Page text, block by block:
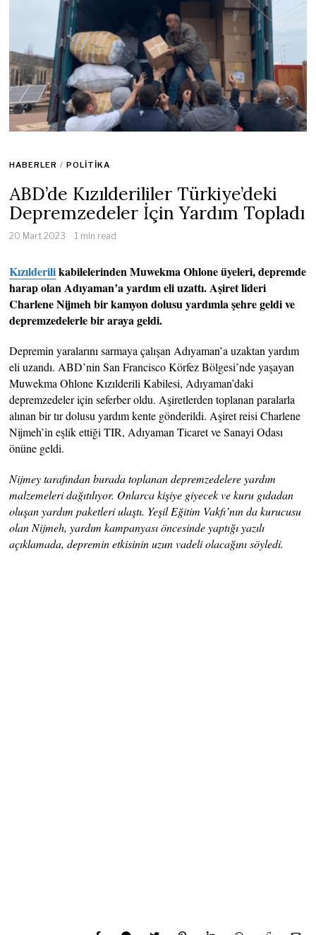
HABERLER / POLITIKA
ABD’de Kızılderililer Türkiye’deki
Depremzedeler İçin Yardım Topladı
20 Mart 2023 1 min read
Kızılderilikabilelerinden Muwekma Ohlone üyeleri, depremde
harap olan Adıyaman’a yardım eli uzattı. Aşiret lideri
Charlene Nijmeh bir kamyon dolusu yardımla şehre geldi ve
depremzedelerle bir araya geldi.
Depremin yaralarını sarmaya çalışan Adıyaman’a uzaktan yardım
eli uzandı. ABD’nin San Francisco Körfez Bölgesi’nde yaşayan
Muwekma Ohlone Kızılderili Kabilesi, Adıyaman’daki
depremzedeler için seferber oldu. Aşiretlerden toplanan paralarla
alınan bir tır dolusu yardım kente gönderildi. Aşiret reisi Charlene
Nijmeh’in eşlik ettiği TIR, Adıyaman Ticaret ve Sanayi Odası
önüne geldi.
Nijmey tarafından burada toplanan depremzedelere yardım
malzemeleri dağıtılıyor. Onlarca kişiye giyecek ve kuru gıdadan
oluşan yardım paketleri ulaştı. Yeşil Eğitim Vakfı’nın da kurucusu
olan Nijmeh, yardım kampanyası öncesinde yaptığı yazılı
açıklamada, depremin etkisinin uzun vadeli olacağını söyledi.